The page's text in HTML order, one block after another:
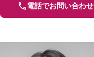
電話でお問い合わせ